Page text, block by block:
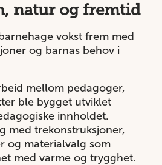
natur og fremtid
vokst frem med
og barnas behov i
mellom pedagoger,
ble bygget utviklet
innholdet.
med trekonstruksjoner,
og materialvalg som
med varme og trygghet.